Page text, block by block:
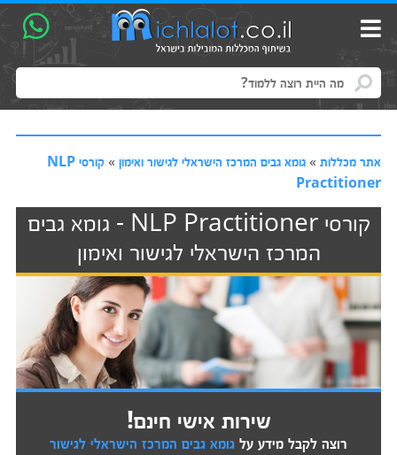
אתר מכללות» גומא גבים המרכז הישראלי לגישור ואימון»
קורסי NLP
Practitioner
קורסי NLP Practitioner - גומא גבים
המרכז הישראלי לגישור ואימון
שירות אישי חינם!
רוצה לקבל מידע על גומא גבים המרכז הישראלי לגישור